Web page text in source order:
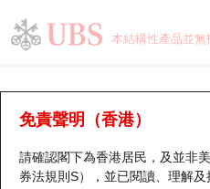
本結構性產品並無
免責聲明（香港）
請確認閣下為香港居民，及並非
券法規則S），並已閱讀、理解及
認股證分析儀
表現 街貨統計 比較
瑞銀認股證一覽
新發行瑞銀認股證
街貨統計
比較
牛熊全景快搜
牛熊證搜尋
街貨統計
比較
十大升幅/跌幅
十大認股證成交分佈
正股分析儀
二十大活躍股份
持股比重
顯示所有持股比重
每月輪證大市專題
輪證專欄